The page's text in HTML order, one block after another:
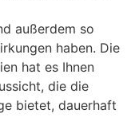
außerdem so
haben. Die
hat es Ihnen
die die
bietet, dauerhaft